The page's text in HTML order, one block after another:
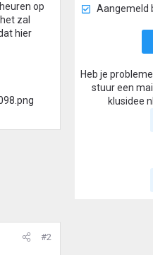
op
zal
hier
#2
Aangemeld
Heb je
stuur een
klusidee